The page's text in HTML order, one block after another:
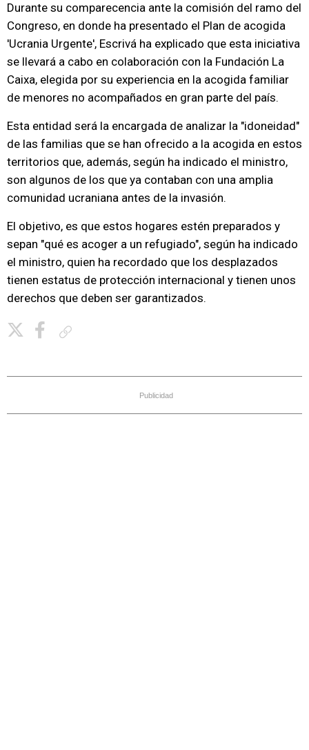
Durante su comparecencia ante la comisión del ramo del
Congreso, en donde ha presentado el Plan de acogida
'Ucrania Urgente', Escrivá ha explicado que esta iniciativa
se llevará a cabo en colaboración con la Fundación La
Caixa, elegida por su experiencia en la acogida familiar
de menores no acompañados en gran parte del país.
Esta entidad será la encargada de analizar la "idoneidad"
de las familias que se han ofrecido a la acogida en estos
territorios que, además, según ha indicado el ministro,
son algunos de los que ya contaban con una amplia
comunidad ucraniana antes de la invasión.
El objetivo, es que estos hogares estén preparados y
sepan "qué es acoger a un refugiado", según ha indicado
el ministro, quien ha recordado que los desplazados
tienen estatus de protección internacional y tienen unos
derechos que deben ser garantizados.
Publicidad